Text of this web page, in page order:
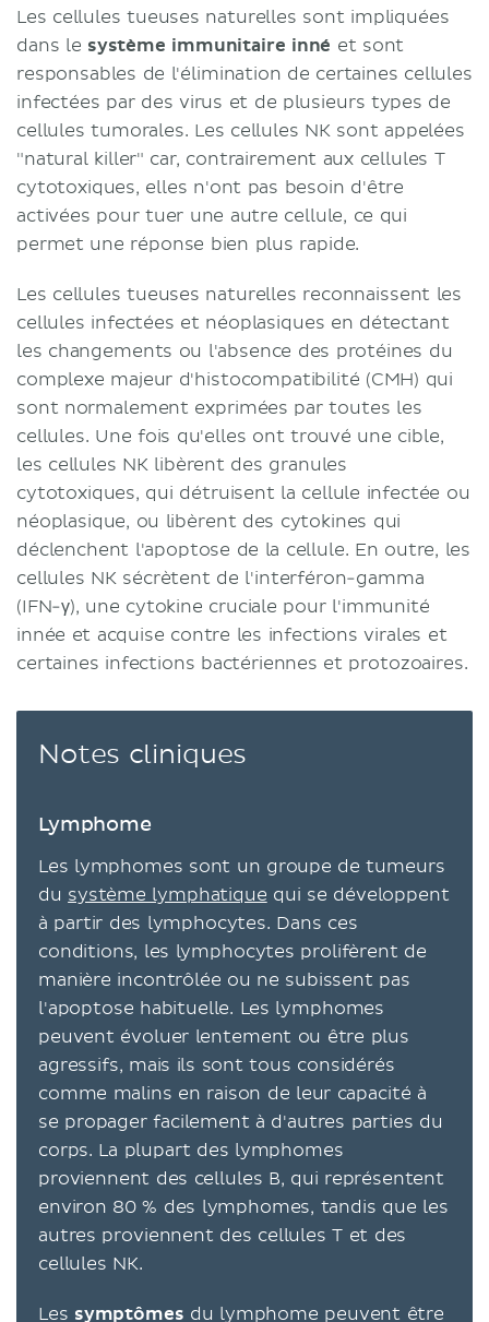
Les cellules tueuses naturelles sont impliquées
dans le système immunitaire inné et sont
responsables de l'élimination de certaines cellules
infectées par des virus et de plusieurs types de
cellules tumorales. Les cellules NK sont appelées
"natural killer" car, contrairement aux cellules T
cytotoxiques, elles n'ont pas besoin d'être
activées pour tuer une autre cellule, ce qui
permet une réponse bien plus rapide.
Les cellules tueuses naturelles reconnaissent les
cellules infectées et néoplasiques en détectant
les changements ou l'absence des protéines du
complexe majeur d'histocompatibilité (CMH) qui
sont normalement exprimées par toutes les
cellules. Une fois qu'elles ont trouvé une cible,
les cellules NK libèrent des granules
cytotoxiques, qui détruisent la cellule infectée ou
néoplasique, ou libèrent des cytokines qui
déclenchent l'apoptose de la cellule. En outre, les
cellules NK sécrètent de l'interféron-gamma
(IFN-γ), une cytokine cruciale pour l'immunité
innée et acquise contre les infections virales et
certaines infections bactériennes et protozoaires.
Notes cliniques
Lymphome
Les lymphomes sont un groupe de tumeurs
du système lymphatique qui se développent
à partir des lymphocytes. Dans ces
conditions, les lymphocytes prolifèrent de
manière incontrôlée ou ne subissent pas
l'apoptose habituelle. Les lymphomes
peuvent évoluer lentement ou être plus
agressifs, mais ils sont tous considérés
comme malins en raison de leur capacité à
se propager facilement à d'autres parties du
corps. La plupart des lymphomes
proviennent des cellules B, qui représentent
environ 80 % des lymphomes, tandis que les
autres proviennent des cellules T et des
cellules NK.
Les symptômes du lymphome peuvent être